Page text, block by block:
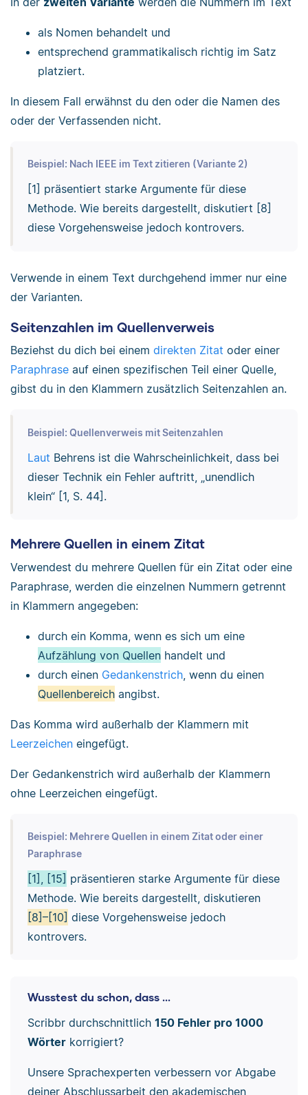
als Nomen behandelt und
entsprechend grammatikalisch richtig im Satz
platziert.
In diesem Fall erwähnst du den oder die Namen des
oder der Verfassenden nicht.
Beispiel: Nach IEEE im Text zitieren (Variante 2)
[1] präsentiert starke Argumente für diese
Methode. Wie bereits dargestellt, diskutiert [8]
diese Vorgehensweise jedoch kontrovers.
Verwende in einem Text durchgehend immer nur eine
der Varianten.
Seitenzahlen im Quellenverweis
Beziehst du dich bei einem direkten Zitat oder einer
Paraphrase auf einen spezifischen Teil einer Quelle,
gibst du in den Klammern zusätzlich Seitenzahlen an.
Beispiel: Quellenverweis mit Seitenzahlen
Laut Behrens ist die Wahrscheinlichkeit, dass bei
dieser Technik ein Fehler auftritt, „unendlich
klein“ [1, S. 44].
Mehrere Quellen in einem Zitat
Verwendest du mehrere Quellen für ein Zitat oder eine
Paraphrase, werden die einzelnen Nummern getrennt
in Klammern angegeben:
durch ein Komma, wenn es sich um eine
Aufzählung von Quellen handelt und
durch einen Gedankenstrich , wenn du einen
Quellenbereich angibst.
Das Komma wird außerhalb der Klammern mit
Leerzeichen eingefügt.
Der Gedankenstrich wird außerhalb der Klammern
ohne Leerzeichen eingefügt.
Beispiel: Mehrere Quellen in einem Zitat oder einer
Paraphrase
[1], [15] präsentieren starke Argumente für diese
Methode. Wie bereits dargestellt, diskutieren
[8]–[10] diese Vorgehensweise jedoch
kontrovers.
Wusstest du schon, dass ...
Scribbr durchschnittlich 150 Fehler pro 1000
Wörterkorrigiert?
Unsere Sprachexperten verbessern vor Abgabe
deiner Abschlussarbeit den akademischen